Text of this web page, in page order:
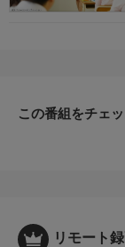
この番組をチェ
リモート